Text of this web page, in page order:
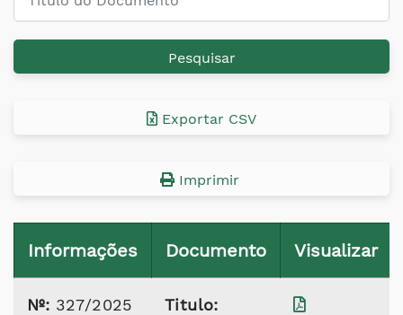
Pesquisar
Exportar CSV
Imprimir
Informações Documento Visualizar
Nº: 327/2025
Titulo: